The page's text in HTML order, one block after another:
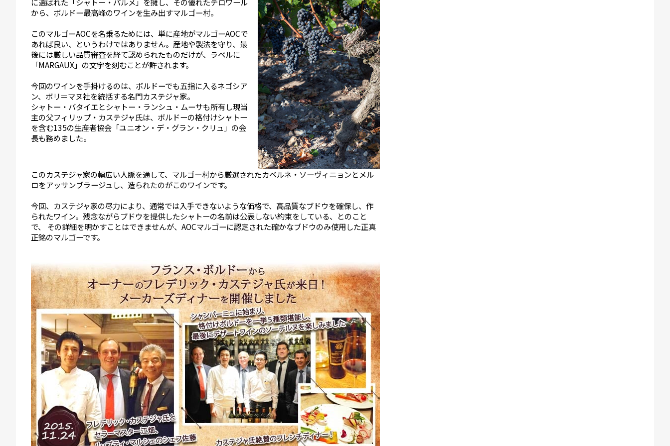
から、ボルドー最高峰のワインを生み出すマルゴー村。
このマルゴーAOCを名乗るためには、単に産地がマルゴーAOCで
あれば良い、というわけではありません。産地や製法を守り、最
後には厳しい品質審査を経て認められたものだけが、ラベルに
「MARGAUX」の文字を刻むことが許されます。
今回のワインを手掛けるのは、ボルドーでも五指に入るネゴシア
ン、ボリ＝マヌ社を統括する名門カステジャ家。
シャトー・バタイエとシャトー・ランシュ・ムーサも所有し現当
主の父フィリップ・カステジャ氏は、ボルドーの格付けシャトー
を含む135の生産者協会「ユニオン・デ・グラン・クリュ」の会
長も務めました。
このカステジャ家の幅広い人脈を通して、マルゴー村から厳選されたカベルネ・ソーヴィニョンとメル
ロをアッサンブラージュし、造られたのがこのワインです。
今回、カステジャ家の尽力により、通常では入手できないような価格で、高品質なブドウを確保し、作
られたワイン。残念ながらブドウを提供したシャトーの名前は公表しない約束をしている、とのこと
で、 その詳細を明かすことはできませんが、AOCマルゴーに認定された確かなブドウのみ使用した正真
正銘のマルゴーです。